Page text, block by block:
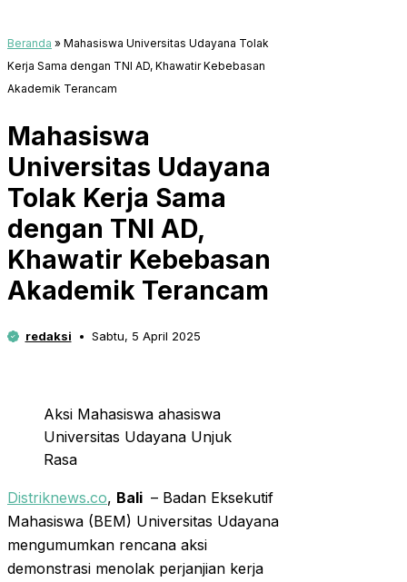
Beranda » Mahasiswa Universitas Udayana Tolak
Kerja Sama dengan TNI AD, Khawatir Kebebasan
Akademik Terancam
Mahasiswa
Universitas Udayana
Tolak Kerja Sama
dengan TNI AD,
Khawatir Kebebasan
Akademik Terancam
redaksi Sabtu, 5 April 2025
Aksi Mahasiswa ahasiswa
Universitas Udayana Unjuk
Rasa
Distriknews.co, Bali – Badan Eksekutif
Mahasiswa (BEM) Universitas Udayana
mengumumkan rencana aksi
demonstrasi menolak perjanjian kerja